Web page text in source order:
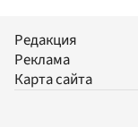
Редакция
Реклама
Карта сайта